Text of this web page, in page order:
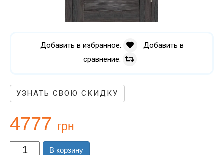
Добавить в избранное:
Добавить в
сравнение:
УЗНАТЬ СВОЮ СКИДКУ
4777 грн
В корзину